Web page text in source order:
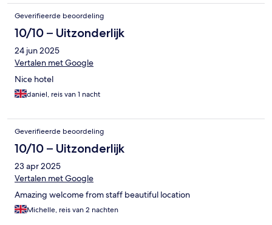
Geverifieerde beoordeling
10/10 – Uitzonderlijk
24 jun 2025
Vertalen met Google
Nice hotel
daniel, reis van 1 nacht
Geverifieerde beoordeling
10/10 – Uitzonderlijk
23 apr 2025
Vertalen met Google
Amazing welcome from staff beautiful location
Michelle, reis van 2 nachten